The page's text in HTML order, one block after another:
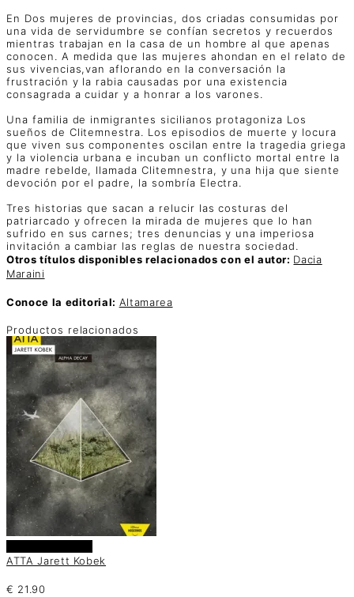
En Dos mujeres de provincias, dos criadas consumidas por
una vida de servidumbre se confían secretos y recuerdos
mientras trabajan en la casa de un hombre al que apenas
conocen. A medida que las mujeres ahondan en el relato de
sus vivencias,van aflorando en la conversación la
frustración y la rabia causadas por una existencia
consagrada a cuidar y a honrar a los varones.
Una familia de inmigrantes sicilianos protagoniza Los
sueños de Clitemnestra. Los episodios de muerte y locura
que viven sus componentes oscilan entre la tragedia griega
y la violencia urbana e incuban un conflicto mortal entre la
madre rebelde, llamada Clitemnestra, y una hija que siente
devoción por el padre, la sombría Electra.
Tres historias que sacan a relucir las costuras del
patriarcado y ofrecen la mirada de mujeres que lo han
sufrido en sus carnes; tres denuncias y una imperiosa
invitación a cambiar las reglas de nuestra sociedad.
Otros títulos disponibles relacionados con el autor: Dacia
Maraini
Conoce la editorial: Altamarea
Productos relacionados
ATTA Jarett Kobek
€ 21.90